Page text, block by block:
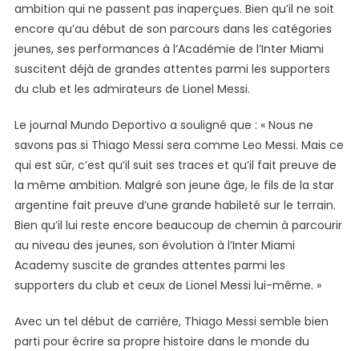
ambition qui ne passent pas inaperçues. Bien qu’il ne soit
encore qu’au début de son parcours dans les catégories
jeunes, ses performances à l’Académie de l’Inter Miami
suscitent déjà de grandes attentes parmi les supporters
du club et les admirateurs de Lionel Messi.
Le journal Mundo Deportivo a souligné que : « Nous ne
savons pas si Thiago Messi sera comme Leo Messi. Mais ce
qui est sûr, c’est qu’il suit ses traces et qu’il fait preuve de
la même ambition. Malgré son jeune âge, le fils de la star
argentine fait preuve d’une grande habileté sur le terrain.
Bien qu’il lui reste encore beaucoup de chemin à parcourir
au niveau des jeunes, son évolution à l’Inter Miami
Academy suscite de grandes attentes parmi les
supporters du club et ceux de Lionel Messi lui-même. »
Avec un tel début de carrière, Thiago Messi semble bien
parti pour écrire sa propre histoire dans le monde du